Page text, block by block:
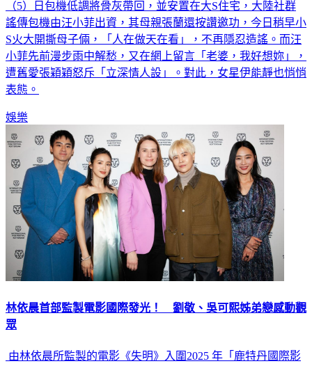
（5）日包機低調將骨灰帶回，並安置在大S住宅，大陸社群
謠傳包機由汪小菲出資，其母親張蘭還按讚邀功，今日稍早小
S火大開撕母子倆，「人在做天在看」，不再隱忍造謠。而汪
小菲先前漫步雨中解愁，又在網上留言「老婆，我好想妳」，
遭舊愛張穎穎怒斥「立深情人設」。對此，女星伊能靜也悄悄
表態。
娛樂
林依晨首部監製電影國際發光！ 劉敬、吳可熙姊弟戀感動觀
眾
由林依晨所監製的電影《失明》入圍2025 年「鹿特丹國際影